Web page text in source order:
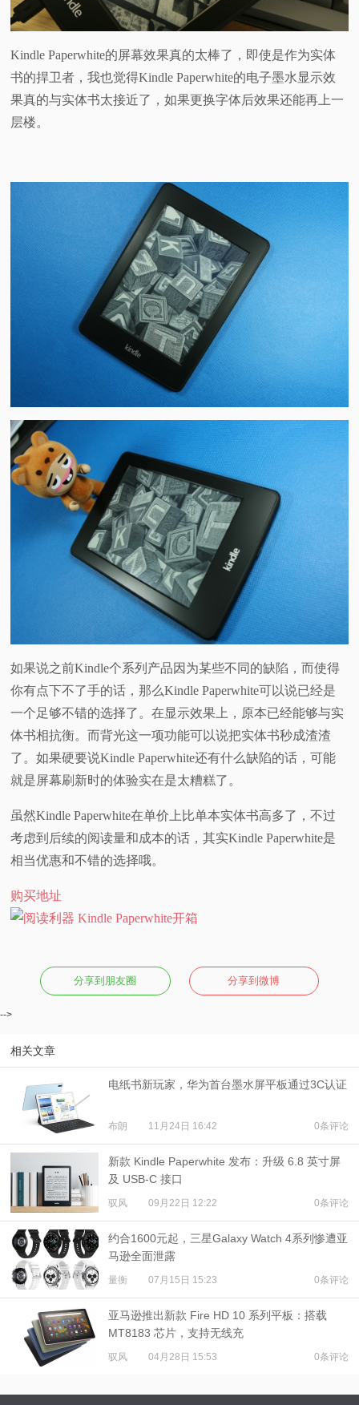
Kindle Paperwhite的屏幕效果真的太棒了，即使是作为实体
书的捍卫者，我也觉得Kindle Paperwhite的电子墨水显示效
果真的与实体书太接近了，如果更换字体后效果还能再上一
层楼。
如果说之前Kindle个系列产品因为某些不同的缺陷，而使得
你有点下不了手的话，那么Kindle Paperwhite可以说已经是
一个足够不错的选择了。在显示效果上，原本已经能够与实
体书相抗衡。而背光这一项功能可以说把实体书秒成渣渣
了。如果硬要说Kindle Paperwhite还有什么缺陷的话，可能
就是屏幕刷新时的体验实在是太糟糕了。
虽然Kindle Paperwhite在单价上比单本实体书高多了，不过
考虑到后续的阅读量和成本的话，其实Kindle Paperwhite是
相当优惠和不错的选择哦。
购买地址
分享到朋友圈 分享到微博
-->
相关文章
​电纸书新玩家，华为首台墨水屏平板通过3C认证
布朗 11月24日 16:42 0条评论
新款 Kindle Paperwhite 发布：升级 6.8 英寸屏
及 USB-C 接口
驭风 09月22日 12:22 0条评论
约合1600元起，三星Galaxy Watch 4系列惨遭亚
马逊全面泄露
量衡 07月15日 15:23 0条评论
亚马逊推出新款 Fire HD 10 系列平板：搭载
MT8183 芯片，支持无线充
驭风 04月28日 15:53 0条评论